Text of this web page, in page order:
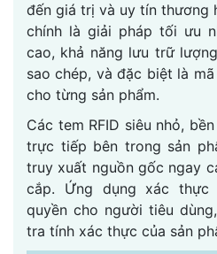
đến giá trị và uy tín thương
chính là giải pháp tối ưu
cao, khả năng lưu trữ
sao chép, và đặc biệt là
cho từng sản phẩm.
Các tem RFID siêu nhỏ,
trực tiếp bên trong sản
truy xuất nguồn gốc ngay
cắp. Ứng dụng xác thực
quyền cho người tiêu
tra tính xác thực của sản